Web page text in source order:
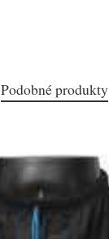
Podobné produkty